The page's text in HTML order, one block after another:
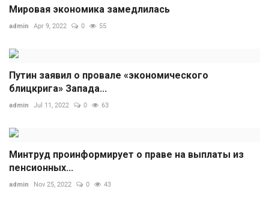
Мировая экономика замедлилась
admin Apr 9, 2022 0 55
Путин заявил о провале «экономического
блицкрига» Запада...
admin Jul 11, 2022 0 63
Минтруд проинформирует о праве на выплаты из
пенсионных...
admin Nov 25, 2022 0 43